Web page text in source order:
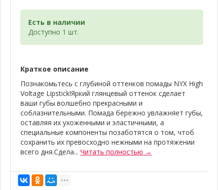
Есть в наличии
Доступно 1 шт.
Краткое описание
Познакомьтесь с глубиной оттенков помады NYX High
Voltage Lipstick!Яркий глянцевый оттенок сделает
ваши губы волшебно прекрасными и
соблазнительными. Помада бережно увлажняет губы,
оставляя их ухоженными и эластичными, а
специальные компоненты позаботятся о том, чтоб
сохранить их превосходно нежными на протяжении
всего дня.Сдела... Читать полностью →